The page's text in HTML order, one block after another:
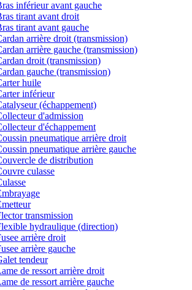
inférieur avant gauche
tirant avant droit
tirant avant gauche
arrière droit (transmission)
arrière gauche (transmission)
droit (transmission)
gauche (transmission)
huile
inférieur
(échappement)
d'admission
d'échappement
pneumatique arrière droit
pneumatique arrière gauche
de distribution
culasse
transmission
hydraulique (direction)
arrière droit
arrière gauche
tendeur
de ressort arrière droit
de ressort arrière gauche